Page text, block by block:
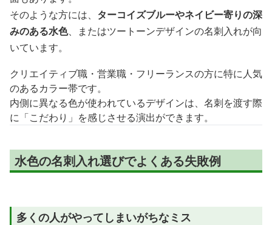
そのような方には、 ターコイズブルーやネイビー寄りの深
みのある水色、またはツートーンデザインの名刺入れが向
いています。
クリエイティブ職・営業職・フリーランスの方に特に人気
のあるカラー帯です。
内側に異なる色が使われているデザインは、名刺を渡す際
に「こだわり」を感じさせる演出ができます。
水色の名刺入れ選びでよくある失敗例
多くの人がやってしまいがちなミス